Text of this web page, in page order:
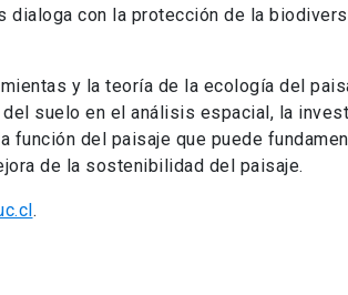
dialoga con la protección de la
y la teoría de la ecología del
suelo en el análisis espacial, la
función del paisaje que puede
de la sostenibilidad del paisaje.
.